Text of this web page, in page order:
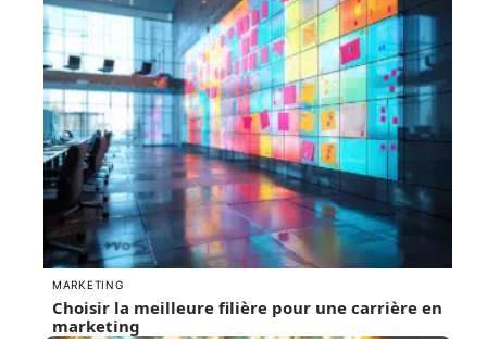
MARKETING
Choisir la meilleure filière pour une carrière en
marketing